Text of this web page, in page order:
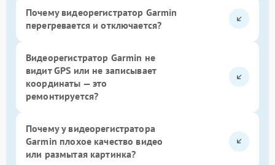
Почему видеорегистратор Garmin
перегревается и отключается?
Видеорегистратор Garmin не
видит GPS или не записывает
координаты — это
ремонтируется?
Почему у видеорегистратора
Garmin плохое качество видео
или размытая картинка?